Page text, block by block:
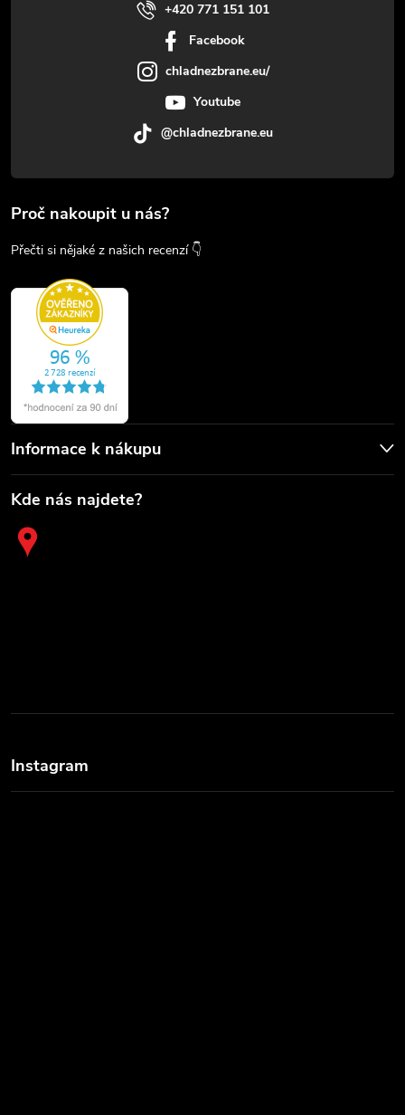
+420 771 151 101
Facebook
chladnezbrane.eu/
Youtube
@chladnezbrane.eu
Proč nakoupit u nás?
Přečti si nějaké z našich recenzí 👇
Informace k nákupu
Kde nás najdete?
Instagram